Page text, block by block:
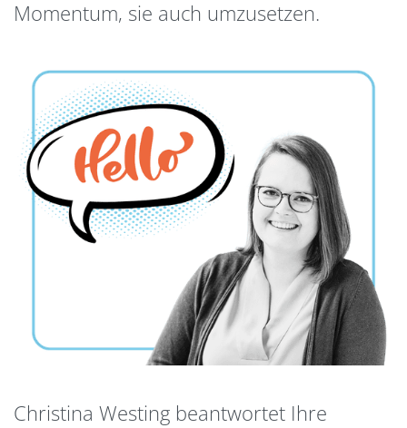
Momentum, sie auch umzusetzen.
Christina Westing beantwortet Ihre